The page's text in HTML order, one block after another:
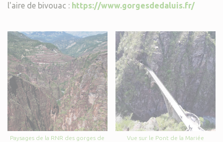
l'aire de bivouac : https://www.gorgesdedaluis.fr/
Paysages de la RNR des gorges de
Vue sur le Pont de la Mariée